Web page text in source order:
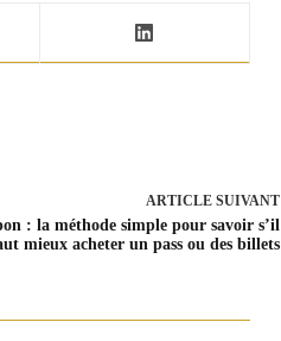
ARTICLESUIVANT
: la méthode simple pour savoir s’il
mieux acheter un pass ou des billets